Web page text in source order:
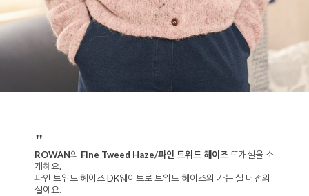
"
ROWAN의 Fine Tweed Haze/파인 트위드 헤이즈뜨개실을 소
개해요.
파인 트위드 헤이즈 DK웨이트로 트위드 헤이즈의 가는 실 버전의
실예요.